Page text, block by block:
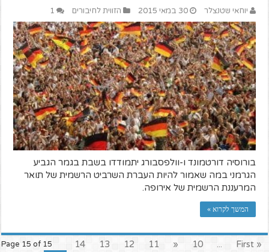
יוחאי שטנצלר 30 במאי 2015 הזווית לחיבורים 1
בורוסיה דורטמונד ו-וולפסבורג יתמודדו בשבת בגמר הגביע
הגרמני במה שאמור להיות העברת השרביט הרשמית של תואר
המרעננת הרשמית של אירופה.
המשך לקרוא »
Page 15 of 15 « First
...
10
«
11
12
13
14